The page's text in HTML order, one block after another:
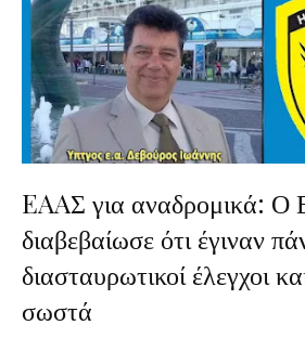
EAAΣ για αναδρομικά:
διαβεβαίωσε ότι έγιναν
διασταυρωτικοί έλεγχοι
σωστά